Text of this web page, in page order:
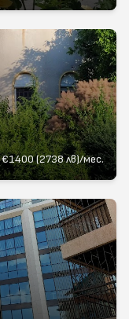
€1400 (2738 лв)/мес.